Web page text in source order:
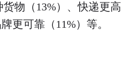
物（13%）、快递更高
更可靠（11%）等。